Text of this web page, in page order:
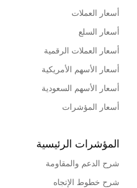
أسعار العملات
أسعار السلع
أسعار العملات الرقمية
أسعار الأسهم الأمريكية
أسعار الأسهم السعودية
أسعار المؤشرات
المؤشرات الرئيسية
شرح الدعم والمقاومة
شرح خطوط الإتجاه